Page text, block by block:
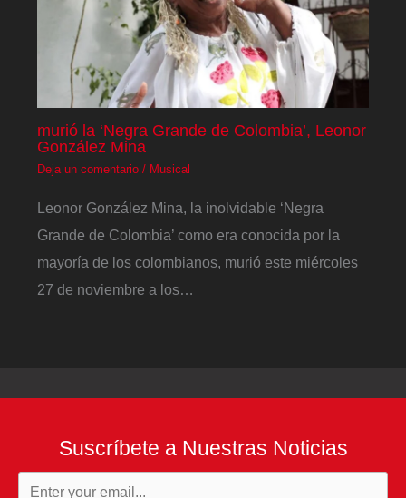
murió la ‘Negra Grande de Colombia’, Leonor
González Mina
Deja un comentario / Musical
Leonor González Mina, la inolvidable ‘Negra
Grande de Colombia’ como era conocida por la
mayoría de los colombianos, murió este miércoles
27 de noviembre a los…
Suscríbete a Nuestras Noticias